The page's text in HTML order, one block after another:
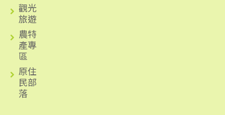
觀光
旅遊
農特
產專
區
原住
民部
落